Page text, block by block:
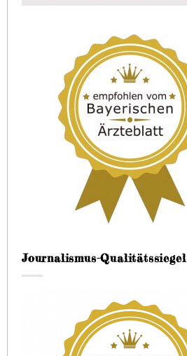
Journalismus-Qualitätssiegel